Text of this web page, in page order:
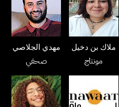
مهدي الجلاصي
صحفي
ملاك بن دخيل
مونتاج